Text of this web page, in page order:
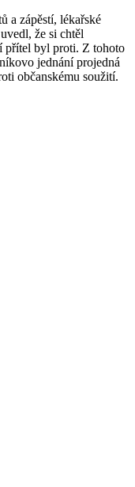
a zápěstí, lékařské
že si chtěl
přítel byl proti. Z tohoto
jednání projedná
občanskému soužití.